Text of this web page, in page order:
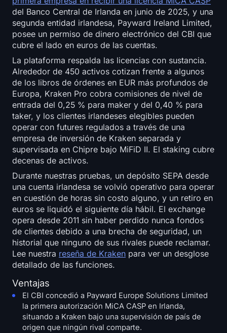
del Banco Central de Irlanda en junio de 2025, y una
segunda entidad irlandesa, Payward Ireland Limited,
posee un permiso de dinero electrónico del CBI que
cubre el lado en euros de las cuentas.
La plataforma respalda las licencias con sustancia.
Alrededor de 450 activos cotizan frente a algunos
de los libros de órdenes en EUR más profundos de
Europa, Kraken Pro cobra comisiones de nivel de
entrada del 0,25 % para maker y del 0,40 % para
taker, y los clientes irlandeses elegibles pueden
operar con futures regulados a través de una
empresa de inversión de Kraken separada y
supervisada en Chipre bajo MiFiD II. El staking cubre
decenas de activos.
Durante nuestras pruebas, un depósito SEPA desde
una cuenta irlandesa se volvió operativo para operar
en cuestión de horas sin costo alguno, y un retiro en
euros se liquidó el siguiente día hábil. El exchange
opera desde 2011 sin haber perdido nunca fondos
de clientes debido a una brecha de seguridad, un
historial que ninguno de sus rivales puede reclamar.
Lee nuestra reseña de Kraken para ver un desglose
detallado de las funciones.
Ventajas
El CBI concedió a Payward Europe Solutions Limited
la primera autorización MiCA CASP en Irlanda,
situando a Kraken bajo una supervisión de país de
origen que ningún rival comparte.